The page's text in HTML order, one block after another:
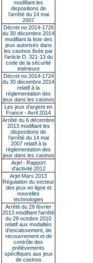
modifiant les
dispositions de
l’arrêté du 14 mai
2007
Décret no 2014-1726
du 30 décembre 2014
modifiant la liste des
jeux autorisés dans
les casinos fixée par
l’article D. 321-13 du
code de la sécurité
intérieure
Décret no 2014-1724
du 30 décembre 2014
relatif à la
réglementation des
jeux dans les casinos
Les jeux d’argent en
France - Avril 2014
Arrêté du 6 décembre
2013 modifiant les
dispositions de
l’arrêté du 14 mai
2007 relatif à la
réglementation des
jeux dans les casinos
Arjel - Rapport
d'activité 2012
Arjel Mars 2013
Régulation du secteur
des jeux en ligne et
nouvelles
technologies
Arrêté du 28 février
2013 modifiant l'arrêté
du 29 octobre 2010
relatif aux modalités
d'encaissement, de
recouvrement et de
contrôle des
prélèvements
spécifiques aux jeux
de casinos